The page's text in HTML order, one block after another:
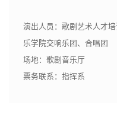
演出人员：歌剧艺术人才
乐学院交响乐团、合唱团
场地：歌剧音乐厅
票务联系：指挥系